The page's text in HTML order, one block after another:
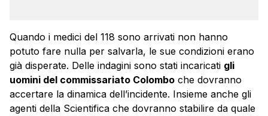
Quando i medici del 118 sono arrivati non hanno
potuto fare nulla per salvarla, le sue condizioni erano
già disperate. Delle indagini sono stati incaricati gli
uomini del commissariato Colombo che dovranno
accertare la dinamica dell’incidente. Insieme anche gli
agenti della Scientifica che dovranno stabilire da quale